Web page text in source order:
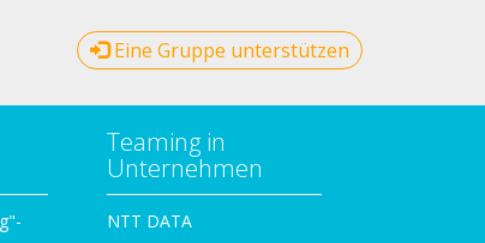
Eine Gruppe unterstützen
Teaming in
Unternehmen
NTT DATA